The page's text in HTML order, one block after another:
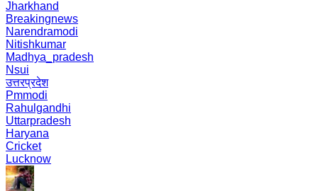
Jharkhand
Breakingnews
Narendramodi
Nitishkumar
Madhya_pradesh
Nsui
उत्तरप्रदेश
Pmmodi
Rahulgandhi
Uttarpradesh
Haryana
Cricket
Lucknow